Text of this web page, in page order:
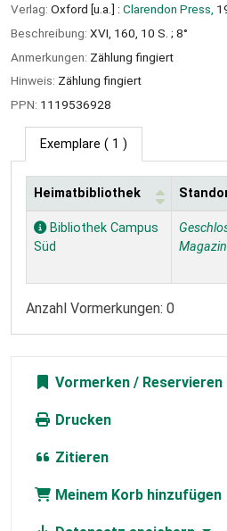
Verlag: Oxford [u.a.] : Clarendon Press,
Beschreibung: XVI, 160, 10 S. ; 8°
Anmerkungen: Zählung fingiert
Hinweis: Zählung fingiert
PPN: 1119536928
Exemplare ( 1 )
Exemplare
Heimatbibliothek
Bibliothek Campus
Süd
Magazin
Anzahl Vormerkungen: 0
Vormerken
Drucken
Zitieren
Meinem Korb hinzufügen